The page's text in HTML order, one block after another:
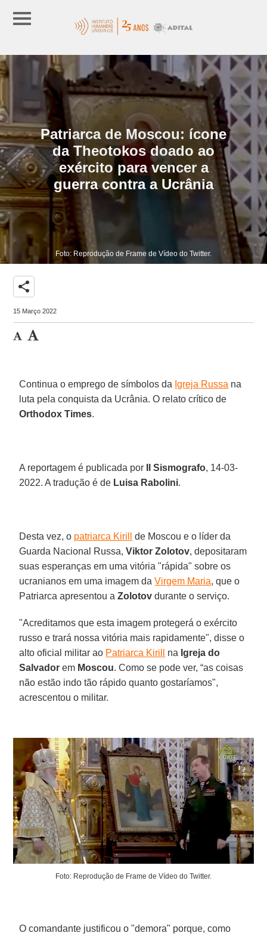
Patriarca de Moscou: ícone
da Theotokos doado ao
exército para vencer a
guerra contra a Ucrânia
Foto: Reprodução de Frame de Vídeo do Twitter.
share
15 Março 2022
Continua o emprego de símbolos da Igreja Russa na
luta pela conquista da Ucrânia. O relato crítico de
Orthodox Times.
A reportagem é publicada por Il Sismografo, 14-03-
2022. A tradução é de Luisa Rabolini.
Desta vez, o patriarca Kirill
de Moscou e o líder da
Guarda Nacional Russa,Viktor Zolotov, depositaram
suas esperanças em uma vitória "rápida" sobre os
ucranianos em uma imagem daVirgem Maria, que o
Patriarca apresentou aZolotov durante o serviço.
"Acreditamos que esta imagem protegerá o exército
russo e trará nossa vitória mais rapidamente", disse o
alto oficial militar ao Patriarca Kirill na Igreja do
Salvador em Moscou. Como se pode ver, “as coisas
não estão indo tão rápido quanto gostaríamos",
acrescentou o militar.
Foto: Reprodução de Frame de Vídeo do Twitter.
O comandante justificou o "demora" porque, como